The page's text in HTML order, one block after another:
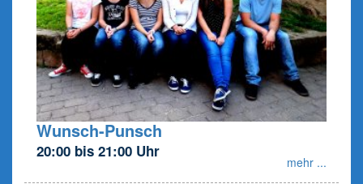
Wunsch-Punsch
20:00 bis 21:00 Uhr
mehr ...